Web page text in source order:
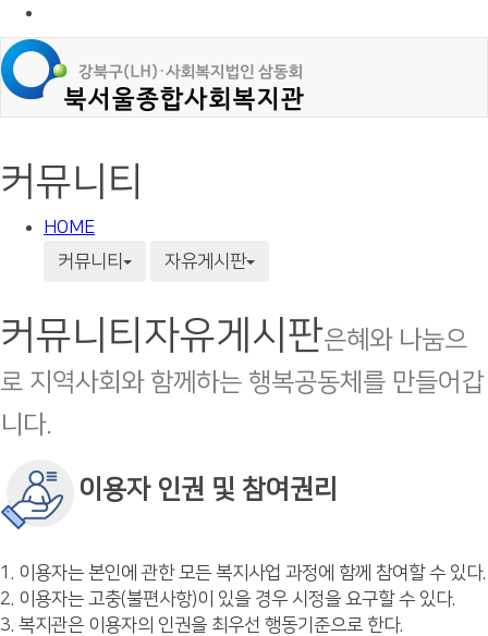
커뮤니티
HOME
커뮤니티
자유게시판
커뮤니티 자유게시판은혜와 나눔으
로 지역사회와 함께하는 행복공동체를 만들어갑
니다.
이용자 인권 및 참여권리
1. 이용자는 본인에 관한 모든 복지사업 과정에 함께 참여할 수 있다.
2. 이용자는 고충(불편사항)이 있을 경우 시정을 요구할 수 있다.
3. 복지관은 이용자의 인권을 최우선 행동기준으로 한다.